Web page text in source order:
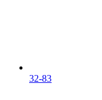
32-83